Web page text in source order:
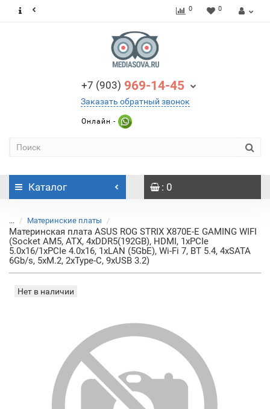
0 0
+7 (903) 969-14-45
Заказать обратный звонок
Онлайн -
Каталог : 0
... Материнские платы
Материнская плата ASUS ROG STRIX X870E-E GAMING WIFI
(Socket AM5, ATX, 4xDDR5(192GB), HDMI, 1xPCIe
5.0x16/1xPCIe 4.0x16, 1xLAN (5GbE), Wi-Fi 7, BT 5.4, 4xSATA
6Gb/s, 5xM.2, 2xType-C, 9xUSB 3.2)
Нет в наличии